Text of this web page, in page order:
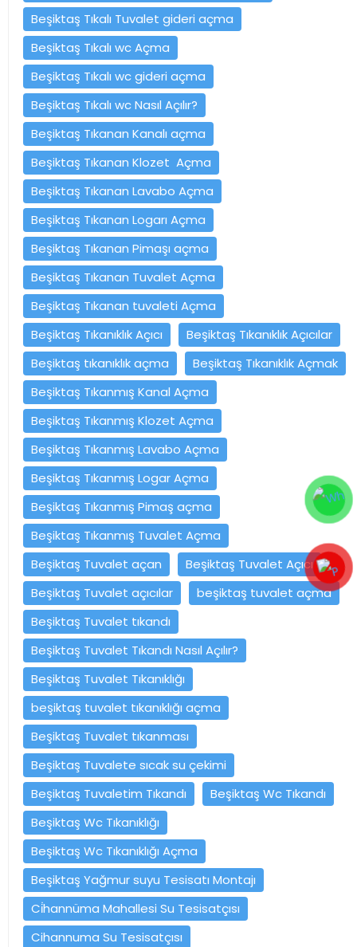
Beşiktaş Tıkalı Tuvalet gideri açma
Beşiktaş Tıkalı wc Açma
Beşiktaş Tıkalı wc gideri açma
Beşiktaş Tıkalı wc Nasıl Açılır?
Beşiktaş Tıkanan Kanalı açma
Beşiktaş Tıkanan Klozet Açma
Beşiktaş Tıkanan Lavabo Açma
Beşiktaş Tıkanan Logarı Açma
Beşiktaş Tıkanan Pimaşı açma
Beşiktaş Tıkanan Tuvalet Açma
Beşiktaş Tıkanan tuvaleti Açma
Beşiktaş Tıkanıklık Açıcı
Beşiktaş Tıkanıklık Açıcılar
Beşiktaş tıkanıklık açma
Beşiktaş Tıkanıklık Açmak
Beşiktaş Tıkanmış Kanal Açma
Beşiktaş Tıkanmış Klozet Açma
Beşiktaş Tıkanmış Lavabo Açma
Beşiktaş Tıkanmış Logar Açma
Beşiktaş Tıkanmış Pimaş açma
Beşiktaş Tıkanmış Tuvalet Açma
Beşiktaş Tuvalet açan
Beşiktaş Tuvalet Açıcı
Beşiktaş Tuvalet açıcılar
beşiktaş tuvalet açma
Beşiktaş Tuvalet tıkandı
Beşiktaş Tuvalet Tıkandı Nasıl Açılır?
Beşiktaş Tuvalet Tıkanıklığı
beşiktaş tuvalet tıkanıklığı açma
Beşiktaş Tuvalet tıkanması
Beşiktaş Tuvalete sıcak su çekimi
Beşiktaş Tuvaletim Tıkandı
Beşiktaş Wc Tıkandı
Beşiktaş Wc Tıkanıklığı
Beşiktaş Wc Tıkanıklığı Açma
Beşiktaş Yağmur suyu Tesisatı Montajı
Ci̇hannüma Mahallesi Su Tesisatçısı
Cihannuma Su Tesisatçısı